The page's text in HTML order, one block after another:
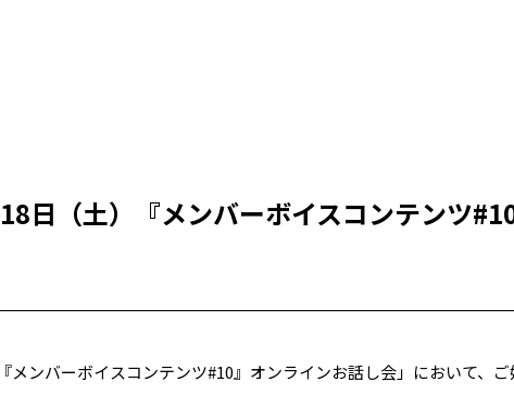
日（土）『メンバーボイスコンテンツ
メンバーボイスコンテンツ#10』オンラインお話し会」において、